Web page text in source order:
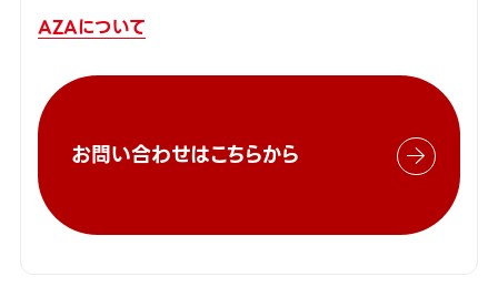
AZAについて
お問い合わせはこちらから